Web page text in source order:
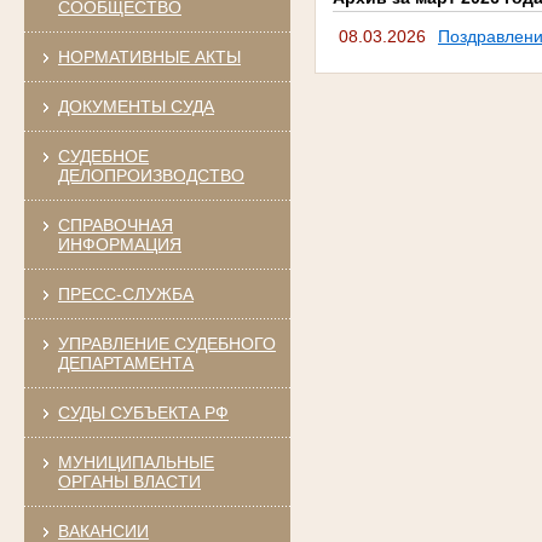
СООБЩЕСТВО
НОРМАТИВНЫЕ АКТЫ
ДОКУМЕНТЫ СУДА
СУДЕБНОЕ
ДЕЛОПРОИЗВОДСТВО
СПРАВОЧНАЯ
ИНФОРМАЦИЯ
ПРЕСС-СЛУЖБА
УПРАВЛЕНИЕ СУДЕБНОГО
ДЕПАРТАМЕНТА
СУДЫ СУБЪЕКТА РФ
МУНИЦИПАЛЬНЫЕ
ОРГАНЫ ВЛАСТИ
ВАКАНСИИ
08.03.2026